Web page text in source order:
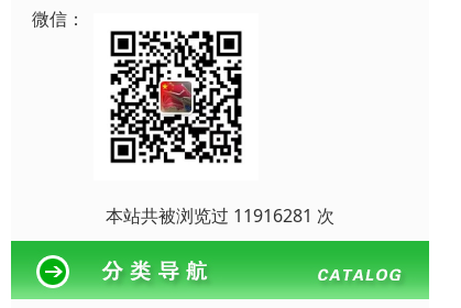
微信：
本站共被浏览过 11916281 次